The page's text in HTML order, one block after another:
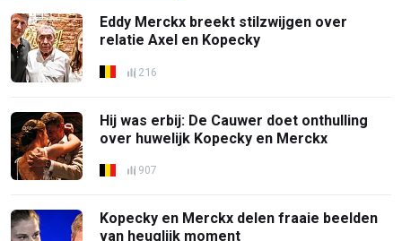
Eddy Merckx breekt stilzwijgen over
relatie Axel en Kopecky
216
Hij was erbij: De Cauwer doet onthulling
over huwelijk Kopecky en Merckx
907
Kopecky en Merckx delen fraaie beelden
van heuglijk moment